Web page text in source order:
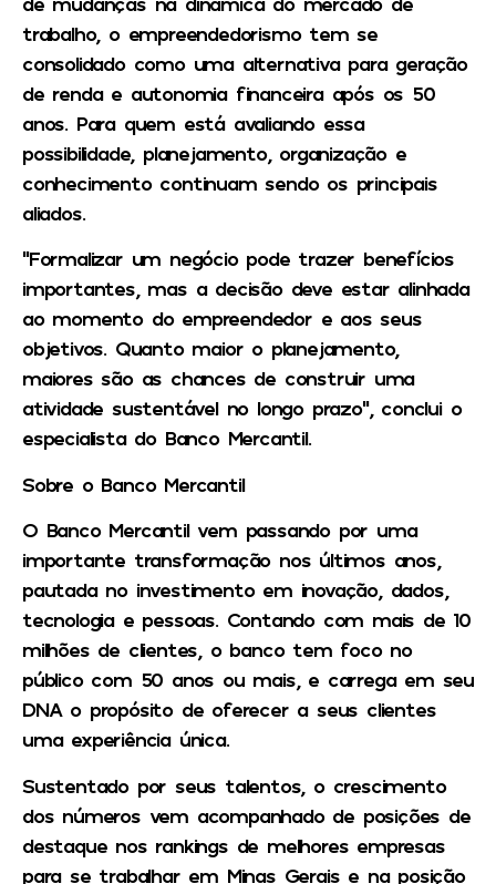
trabalho, o empreendedorismo tem se
consolidado como uma alternativa para geração
de renda e autonomia financeira após os 50
anos. Para quem está avaliando essa
possibilidade, planejamento, organização e
conhecimento continuam sendo os principais
aliados.
“Formalizar um negócio pode trazer benefícios
importantes, mas a decisão deve estar alinhada
ao momento do empreendedor e aos seus
objetivos. Quanto maior o planejamento,
maiores são as chances de construir uma
atividade sustentável no longo prazo”, conclui o
especialista do Banco Mercantil.
Sobre o Banco Mercantil
O Banco Mercantil vem passando por uma
importante transformação nos últimos anos,
pautada no investimento em inovação, dados,
tecnologia e pessoas. Contando com mais de 10
milhões de clientes, o banco tem foco no
público com 50 anos ou mais, e carrega em seu
DNA o propósito de oferecer a seus clientes
uma experiência única.
Sustentado por seus talentos, o crescimento
dos números vem acompanhado de posições de
destaque nos rankings de melhores empresas
para se trabalhar em Minas Gerais e na posição